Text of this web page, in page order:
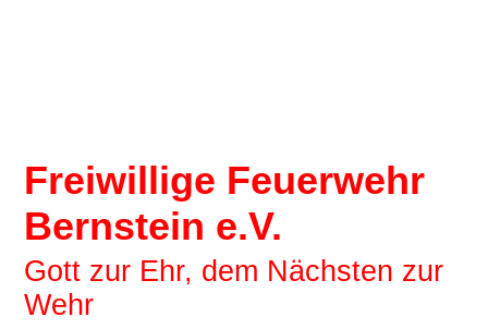
Freiwillige Feuerwehr
Bernstein e.V.
Gott zur Ehr, dem Nächsten zur
Wehr